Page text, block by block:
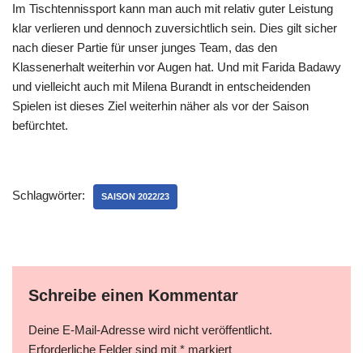
Im Tischtennissport kann man auch mit relativ guter Leistung
klar verlieren und dennoch zuversichtlich sein. Dies gilt sicher
nach dieser Partie für unser junges Team, das den
Klassenerhalt weiterhin vor Augen hat. Und mit Farida Badawy
und vielleicht auch mit Milena Burandt in entscheidenden
Spielen ist dieses Ziel weiterhin näher als vor der Saison
befürchtet.
Schlagwörter: SAISON 2022/23
Schreibe einen Kommentar
Deine E-Mail-Adresse wird nicht veröffentlicht.
Erforderliche Felder sind mit * markiert